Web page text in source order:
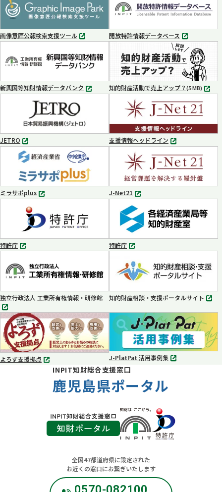
で
開
く
ブ
で
く
画像意匠公報検索支援ツール
別
ブ
で
く
開放特許情報データベース
別
タ
ブ
で
開
く
新興国等知財情報データバンク
別
開
く
知的財産活動で売上アップ？(5 MB) MP4
JETRO
別
タ
ブ
で
開
く
支援情報ヘッドライン
別
タ
ブ
で
開
く
ミラサポplus
別
ブ
で
開
く
J-Net21
別
タ
ブ
で
開
く
特許庁
別
ブ
で
く
特許庁
別
ブ
で
開
く
独立行政法人 工業所有権情報・研修館
別
タ
ブ
で
知的財産相談・支援ポータルサイト
別
タ
開
く
よろず支援拠点
別
J-PlatPat 活用事例集
別
INPIT知財総合支援窓口
鹿児島県ポータル
全国47都道府県に設定された
お近くの窓口にお繋ぎいたします